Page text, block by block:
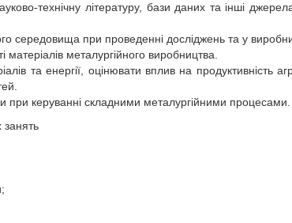
технічну літературу, бази даних та інші
середовища при проведенні досліджень та у
матеріалів металургійного виробництва.
та енергії, оцінювати вплив на продуктивність
при керуванні складними металургійними процесами.
занять